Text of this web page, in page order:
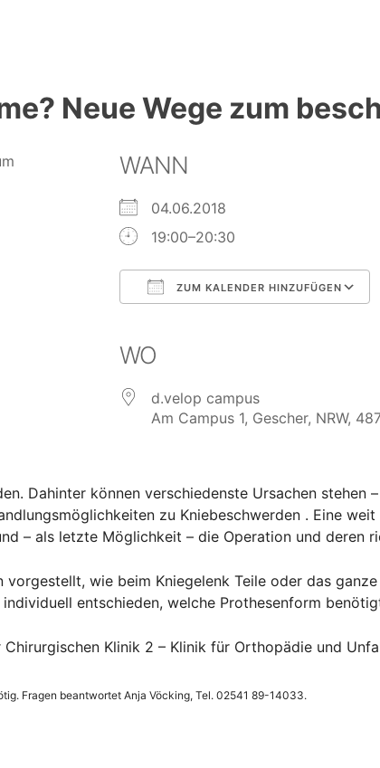
Neue Wege zum
WANN
04.06.2018
19:00–20:30
ZUM KALENDER HINZUFÜGEN
WO
d.velop campus
Am Campus 1, Gescher, NRW,
Dahinter können verschiedenste Ursachen
zu Kniebeschwerden . Eine
– als letzte Möglichkeit – die Operation und deren
wie beim Kniegelenk Teile oder das
entschieden, welche Prothesenform
Klinik 2 – Klinik für Orthopädie und
Fragen beantwortet Anja Vöcking, Tel. 02541 89-14033.